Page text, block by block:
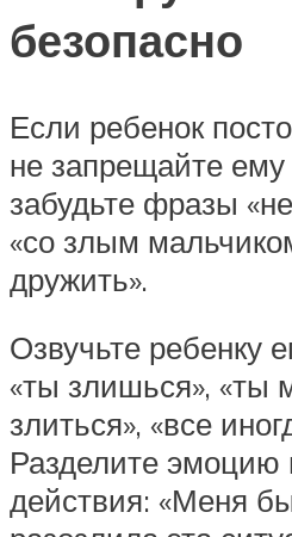
безопасно
Если ребенок
не запрещайте ему
забудьте фразы
«со злым
дружить».
Озвучьте ребенку
«ты злишься», «ты
злиться», «все
Разделите эмоцию
действия: «Меня